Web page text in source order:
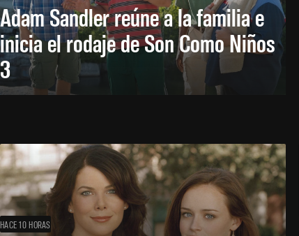
Adam Sandler reúne a la familia e
inicia el rodaje de Son Como Niños
3
HACE 10 HORAS